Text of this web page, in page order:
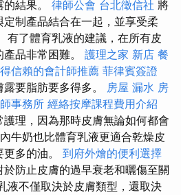
結果。 律師公會 台北徵信社 將
制產品結合在一起，並享受柔
有了體育乳液的建議，在所有皮
品非常困難。 護理之家 新店 餐
信賴的會計師推薦 菲律賓簽證
要脂肪要多得多。 房屋 漏水 房
事務所 經絡按摩課程費用介紹
理，因為那時皮膚無論如何都會
牛奶也比體育乳液更適合乾燥皮
多的油。 到府外燴的便利選擇
防止皮膚的過早衰老和曬傷至關
液不僅取決於皮膚類型，還取決